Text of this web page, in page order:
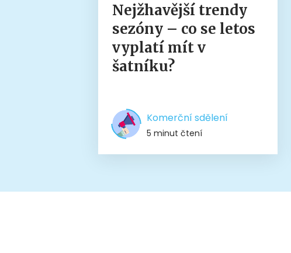
Nejžhavější trendy
sezóny – co se letos
vyplatí mít v
šatníku?
Komerční sdělení
5 minut čtení